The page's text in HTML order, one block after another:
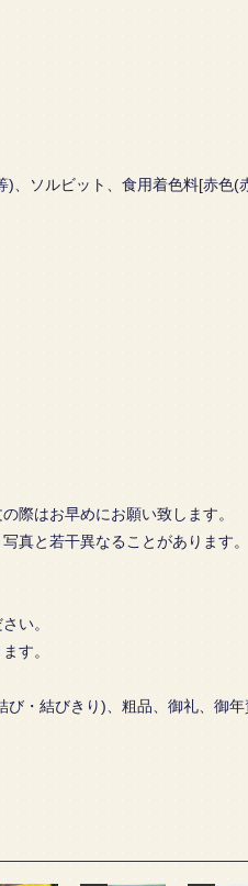
、ソルビット、食用着色料[赤色
際はお早めにお願い致します。
真と若干異なることがあります。
い。
す。
・結びきり)、粗品、御礼、御年